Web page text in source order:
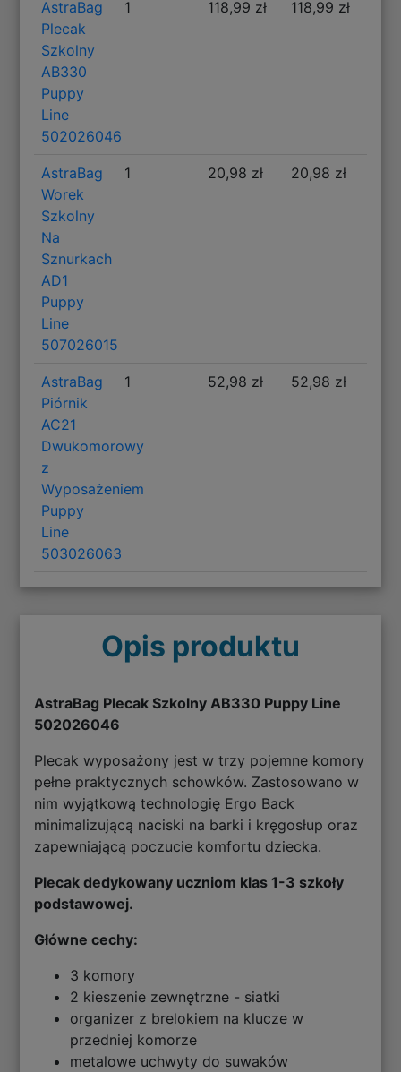
AstraBag
Plecak
Szkolny
AB330
Puppy
Line
502026046
1 118,99 zł 118,99 zł
AstraBag
Worek
Szkolny
Na
Sznurkach
AD1
Puppy
Line
507026015
1 20,98 zł 20,98 zł
AstraBag
Piórnik
AC21
Dwukomorowy
z
Wyposażeniem
Puppy
Line
503026063
1 52,98 zł 52,98 zł
Opis produktu
AstraBag Plecak Szkolny AB330 Puppy Line
502026046
Plecak wyposażony jest w trzy pojemne komory
pełne praktycznych schowków. Zastosowano w
nim wyjątkową technologię Ergo Back
minimalizującą naciski na barki i kręgosłup oraz
zapewniającą poczucie komfortu dziecka.
Plecak dedykowany uczniom klas 1-3 szkoły
podstawowej.
Główne cechy:
3 komory
2 kieszenie zewnętrzne - siatki
organizer z brelokiem na klucze w
przedniej komorze
metalowe uchwyty do suwaków